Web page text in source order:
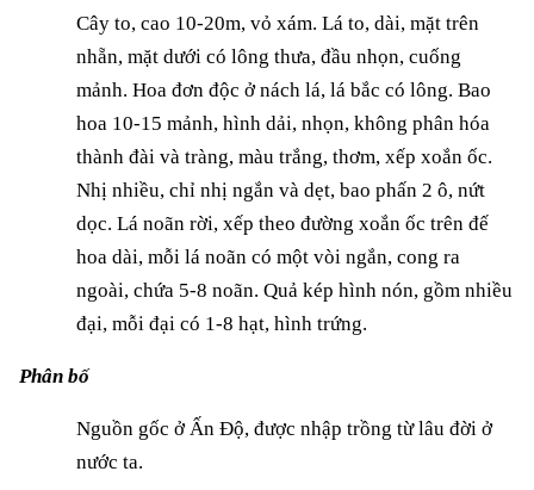
Cây to, cao 10-20m, vỏ xám. Lá to, dài, mặt trên
nhẵn, mặt dưới có lông thưa, đầu nhọn, cuống
mảnh. Hoa đơn độc ở nách lá, lá bắc có lông. Bao
hoa 10-15 mảnh, hình dải, nhọn, không phân hóa
thành đài và tràng, màu trắng, thơm, xếp xoắn ốc.
Nhị nhiều, chỉ nhị ngắn và dẹt, bao phấn 2 ô, nứt
dọc. Lá noãn rời, xếp theo đường xoắn ốc trên đế
hoa dài, mỗi lá noãn có một vòi ngắn, cong ra
ngoài, chứa 5-8 noãn. Quả kép hình nón, gồm nhiều
đại, mỗi đại có 1-8 hạt, hình trứng.
Phân bố
Nguồn gốc ở Ấn Độ, được nhập trồng từ lâu đời ở
nước ta.